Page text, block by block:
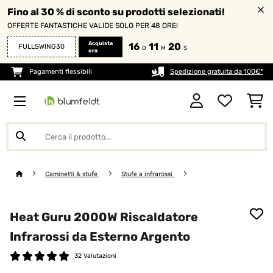
Fino al 30 % di sconto su prodotti selezionati!
OFFERTE FANTASTICHE VALIDE SOLO PER 48 ORE!
FULLSWING30
Acquista
ora
16 O 11 M 19 S
Pagamenti flessibili Spedizione gratuita da 100€*
Caminetti & stufe Stufe a infrarossi
Heat Guru 2000W Riscaldatore
Infrarossi da Esterno Argento
32 Valutazioni